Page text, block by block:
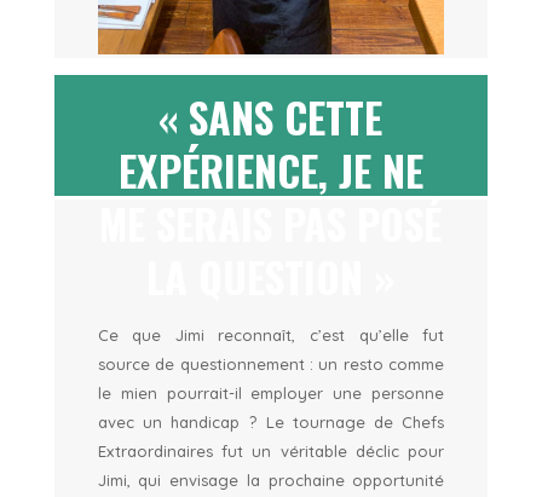
« SANS CETTE
EXPÉRIENCE, JE NE
Ce que Jimi reconnaît, c’est qu’elle fut
source de questionnement : un resto comme
le mien pourrait-il employer une personne
avec un handicap ? Le tournage de Chefs
Extraordinaires fut un véritable déclic pour
Jimi, qui envisage la prochaine opportunité